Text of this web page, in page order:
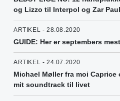
og Lizzo til Interpol og Zar
ARTIKEL - 28.08.2020
GUIDE: Her er septembers
ARTIKEL - 24.07.2020
Michael Møller fra moi
mit soundtrack til livet